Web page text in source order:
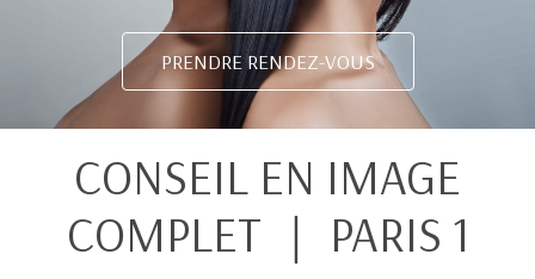
PRENDRE RENDEZ-VOUS
CONSEIL EN IMAGE
COMPLET ｜ PARIS 1